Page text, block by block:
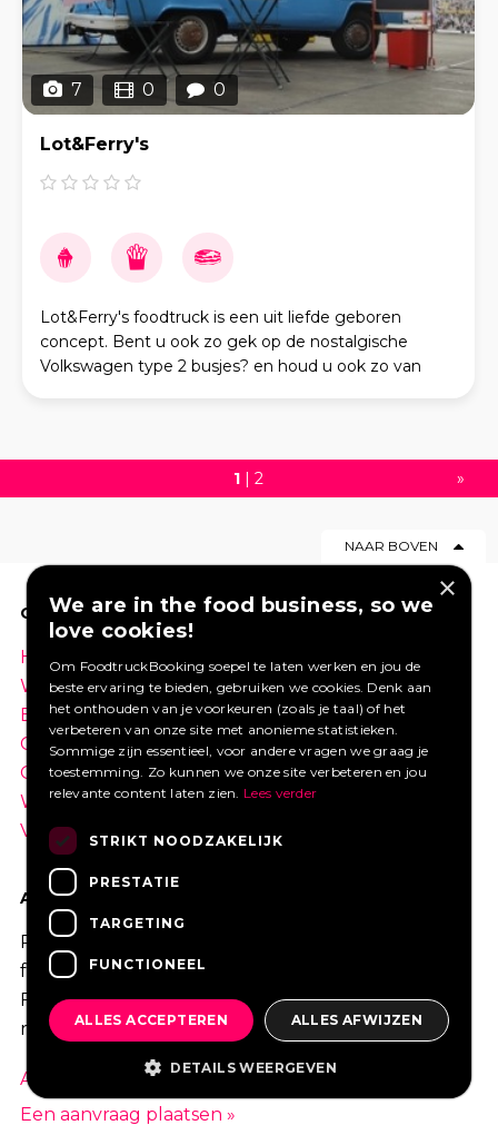
7 0 0
Lot&Ferry's
Lot&Ferry's foodtruck is een uit liefde geboren
concept. Bent u ook zo gek op de nostalgische
Volkswagen type 2 busjes? en houd u ook zo van
1 |2 »
NAAR BOVEN
OP DEZE WEBSITE
Home
Hoe werkt het
Wat is een foodtruck?
Festivals
Bedrijfsfeest
Bruiloft
Contact
Inloggen
Overzicht
Meest gestelde vragen
Wij werken met
Nieuws
Vacatures
AANVRAGEN
Plaats gratis je aanvraag waarop
foodtrucks van
FoodtruckBooking.com kunnen
reageren.
Aanvragen bekijken »
Een aanvraag plaatsen »
×
We are in the food business, so we
love cookies!
Om FoodtruckBooking soepel te laten werken en jou de
beste ervaring te bieden, gebruiken we cookies. Denk aan
het onthouden van je voorkeuren (zoals je taal) of het
verbeteren van onze site met anonieme statistieken.
Sommige zijn essentieel, voor andere vragen we graag je
toestemming. Zo kunnen we onze site verbeteren en jou
relevante content laten zien. Lees verder
STRIKT NOODZAKELIJK
PRESTATIE
TARGETING
FUNCTIONEEL
ALLES ACCEPTEREN ALLES AFWIJZEN
DETAILS WEERGEVEN